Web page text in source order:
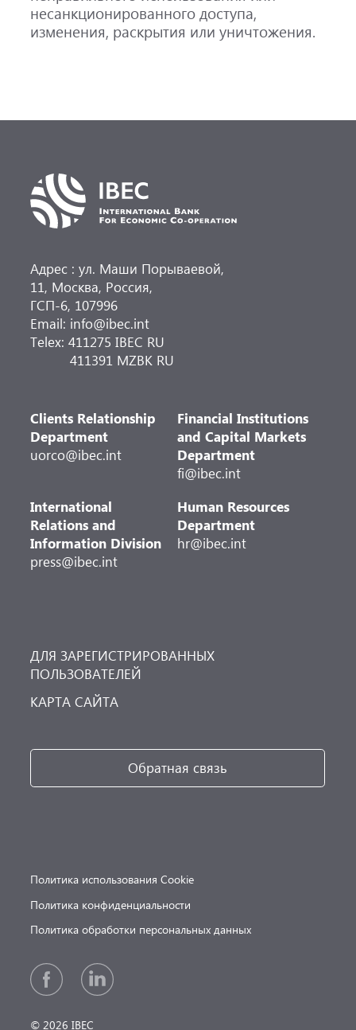
несанкционированного доступа,
изменения, раскрытия или уничтожения.
Адрес : ул. Маши Порываевой,
11, Москва, Россия,
ГСП-6, 107996
Email: info@ibec.int
Telex: 411275 IBEC RU
411391 MZBK RU
Clients Relationship
Department
uorco@ibec.int
Financial Institutions
and Capital Markets
Department
fi@ibec.int
International
Relations and
Information Division
press@ibec.int
Human Resources
Department
hr@ibec.int
ДЛЯ ЗАРЕГИСТРИРОВАННЫХ
ПОЛЬЗОВАТЕЛЕЙ
КАРТА САЙТА
Обратная связь
Политика использования Cookie
Политика конфиденциальности
Политика обработки персональных данных
© 2026 IBEC